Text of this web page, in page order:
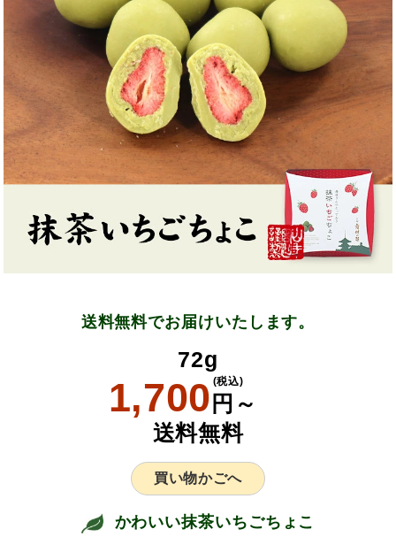
送料無料でお届けいたします。
72g
1,700 円～
(税込)
送料無料
買い物かごへ
かわいい抹茶いちごちょこ